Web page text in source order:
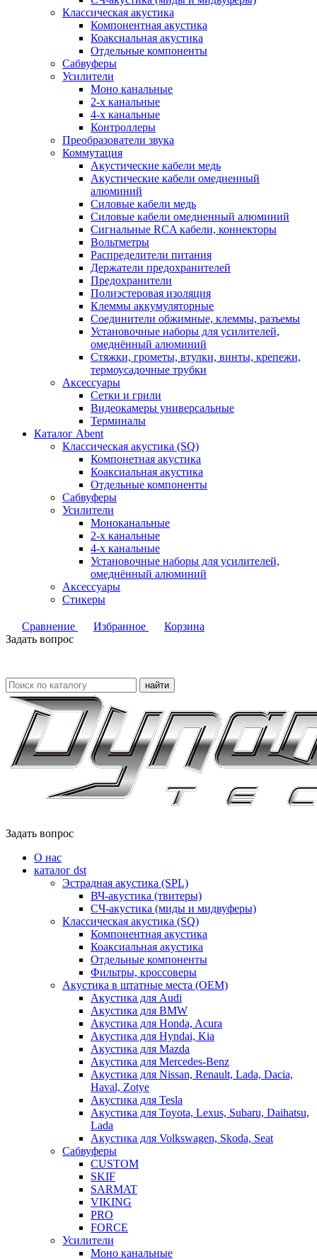
Классическая акустика
Компонентная акустика
Коаксиальная акустика
Отдельные компоненты
Сабвуферы
Усилители
Моно канальные
2-х канальные
4-х канальные
Контроллеры
Преобразователи звука
Коммутация
Акустические кабели медь
Акустические кабели омедненный
алюминий
Силовые кабели медь
Силовые кабели омедненный алюминий
Сигнальные RCA кабели, коннекторы
Вольтметры
Распределители питания
Держатели предохранителей
Предохранители
Полиэстеровая изоляция
Клеммы аккумуляторные
Соединители обжимные, клеммы, разъемы
Установочные наборы для усилителей,
омеднённый алюминий
Стяжки, грометы, втулки, винты, крепежи,
термоусадочные трубки
Аксессуары
Сетки и грили
Видеокамеры универсальные
Терминалы
Каталог Abent
Классическая акустика (SQ)
Компонетная акустика
Коаксиальная акустика
Отдельные компоненты
Сабвуферы
Усилители
Моноканальные
2-х канальные
4-х канальные
Установочные наборы для усилителей,
омеднённый алюминий
Аксессуары
Стикеры
Сравнение Избранное
Корзина
Задать вопрос
найти
Задать вопрос
О нас
каталог dst
Эстрадная акустика (SPL)
ВЧ-акустика (твитеры)
СЧ-акустика (миды и мидвуферы)
Классическая акустика (SQ)
Компонентная акустика
Коаксиальная акустика
Отдельные компоненты
Фильтры, кроссоверы
Акустика в штатные места (OEM)
Акустика для Audi
Акустика для BMW
Акустика для Honda, Acura
Акустика для Hyndai, Kia
Акустика для Mazda
Акустика для Mercedes-Benz
Акустика для Nissan, Renault, Lada, Dacia,
Haval, Zotye
Акустика для Tesla
Акустика для Toyota, Lexus, Subaru, Daihatsu,
Lada
Акустика для Volkswagen, Skoda, Seat
Сабвуферы
CUSTOM
SKIF
SARMAT
VIKING
PRO
FORCE
Усилители
Моно канальные